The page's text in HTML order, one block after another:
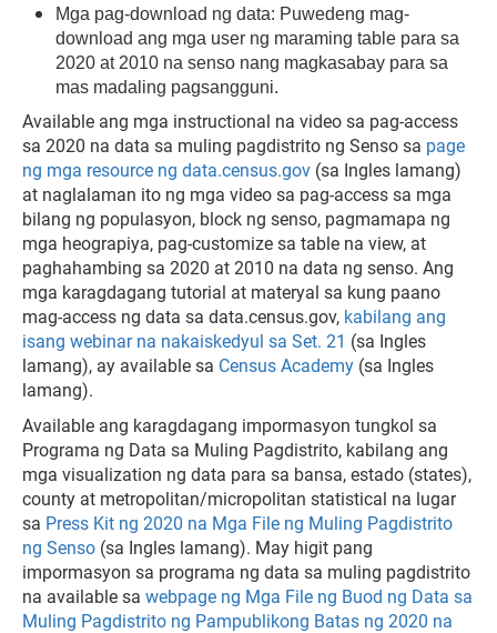
Mga pag-download ng data: Puwedeng mag-
download ang mga user ng maraming table para sa
2020 at 2010 na senso nang magkasabay para sa
mas madaling pagsangguni.
Available ang mga instructional na video sa pag-access
sa 2020 na data sa muling pagdistrito ng Senso sa page
ng mga resource ng data.census.gov (sa Ingles lamang)
at naglalaman ito ng mga video sa pag-access sa mga
bilang ng populasyon, block ng senso, pagmamapa ng
mga heograpiya, pag-customize sa table na view, at
paghahambing sa 2020 at 2010 na data ng senso. Ang
mga karagdagang tutorial at materyal sa kung paano
mag-access ng data sa data.census.gov, kabilang ang
isang webinar na nakaiskedyul sa Set. 21 (sa Ingles
lamang), ay available sa Census Academy (sa Ingles
lamang).
Available ang karagdagang impormasyon tungkol sa
Programa ng Data sa Muling Pagdistrito, kabilang ang
mga visualization ng data para sa bansa, estado (states),
county at metropolitan/micropolitan statistical na lugar
sa Press Kit ng 2020 na Mga File ng Muling Pagdistrito
ng Senso (sa Ingles lamang). May higit pang
impormasyon sa programa ng data sa muling pagdistrito
na available sa webpage ng Mga File ng Buod ng Data sa
Muling Pagdistrito ng Pampublikong Batas ng 2020 na